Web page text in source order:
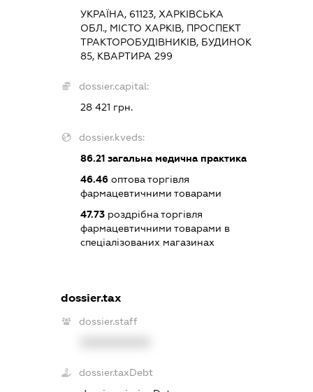
УКРАЇНА, 61123, ХАРКІВСЬКА
ОБЛ., МІСТО ХАРКІВ, ПРОСПЕКТ
ТРАКТОРОБУДІВНИКІВ, БУДИНОК
85, КВАРТИРА 299
dossier.capital:
28 421 грн.
dossier.kveds:
86.21 загальна медична практика
46.46 оптова торгівля
фармацевтичними товарами
47.73 роздрібна торгівля
фармацевтичними товарами в
спеціалізованих магазинах
dossier.tax
dossier.staff
dossier.taxDebt